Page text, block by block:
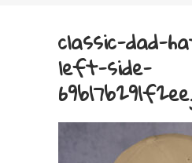
classic-dad-
left-side-